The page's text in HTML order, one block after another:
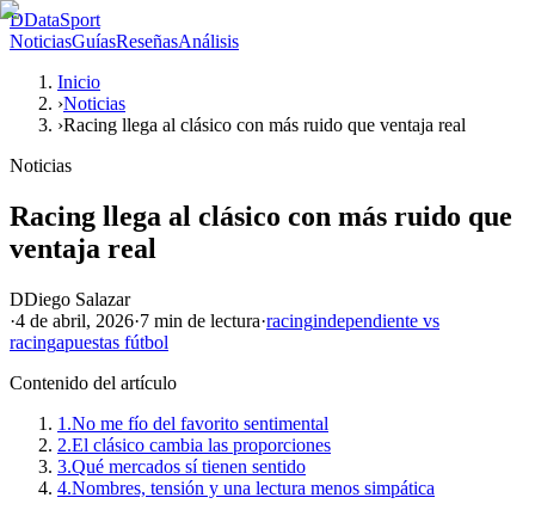
DDataSport
NoticiasGuíasReseñasAnálisis
Inicio
›Noticias
›Racing llega al clásico con más ruido que ventaja real
Noticias
Racing llega al clásico con más ruido que
ventaja real
DDiego Salazar
·4 de abril, 2026·7 min de lectura·racingindependiente vs
racingapuestas fútbol
Contenido del artículo
1.No me fío del favorito sentimental
2.El clásico cambia las proporciones
3.Qué mercados sí tienen sentido
4.Nombres, tensión y una lectura menos simpática